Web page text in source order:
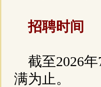
招聘时间
截至2026
满为止。